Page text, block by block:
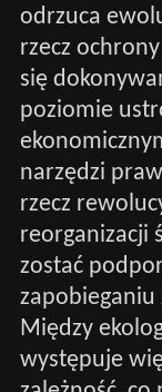
odrzuca
rzecz
się
poziomie
narzędzi
rzecz
reorganizacji
zostać
Między
występuje